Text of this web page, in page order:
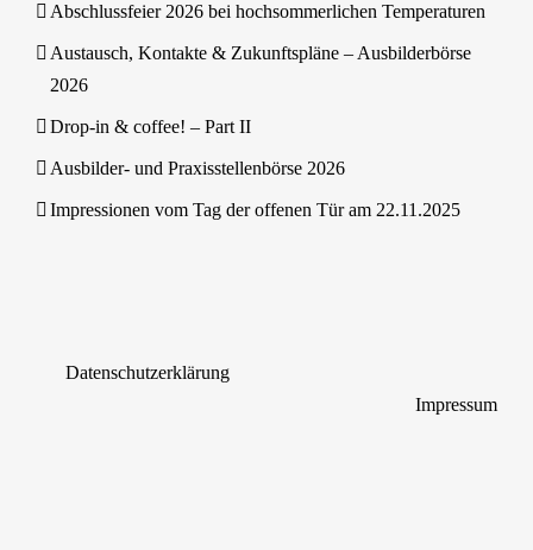
Abschlussfeier 2026 bei hochsommerlichen Temperaturen
Austausch, Kontakte & Zukunftspläne – Ausbilderbörse
2026
Drop-in & coffee! – Part II
Ausbilder- und Praxisstellenbörse 2026
Impressionen vom Tag der offenen Tür am 22.11.2025
Datenschutzerklärung
Impressum